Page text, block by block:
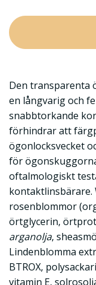
Den transparenta
en långvarig och
snabbtorkande
förhindrar att
ögonlocksvecket
för
oftalmologiskt
kontaktlinsbärare.
rosenblommor
örtglycerin,
arganolja,
Lindenblomma
BTROX,
vitamin E,